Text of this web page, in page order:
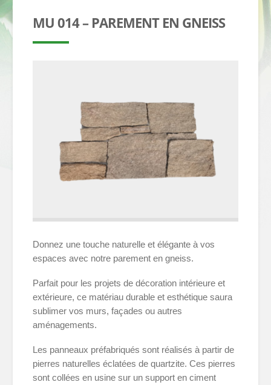
MU 014 – PAREMENT EN GNEISS
Donnez une touche naturelle et élégante à vos
espaces avec notre parement en gneiss.
Parfait pour les projets de décoration intérieure et
extérieure, ce matériau durable et esthétique saura
sublimer vos murs, façades ou autres
aménagements.
Les panneaux préfabriqués sont réalisés à partir de
pierres naturelles éclatées de quartzite. Ces pierres
sont collées en usine sur un support en ciment